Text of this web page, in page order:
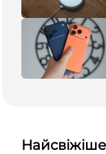
Найсвіжіше